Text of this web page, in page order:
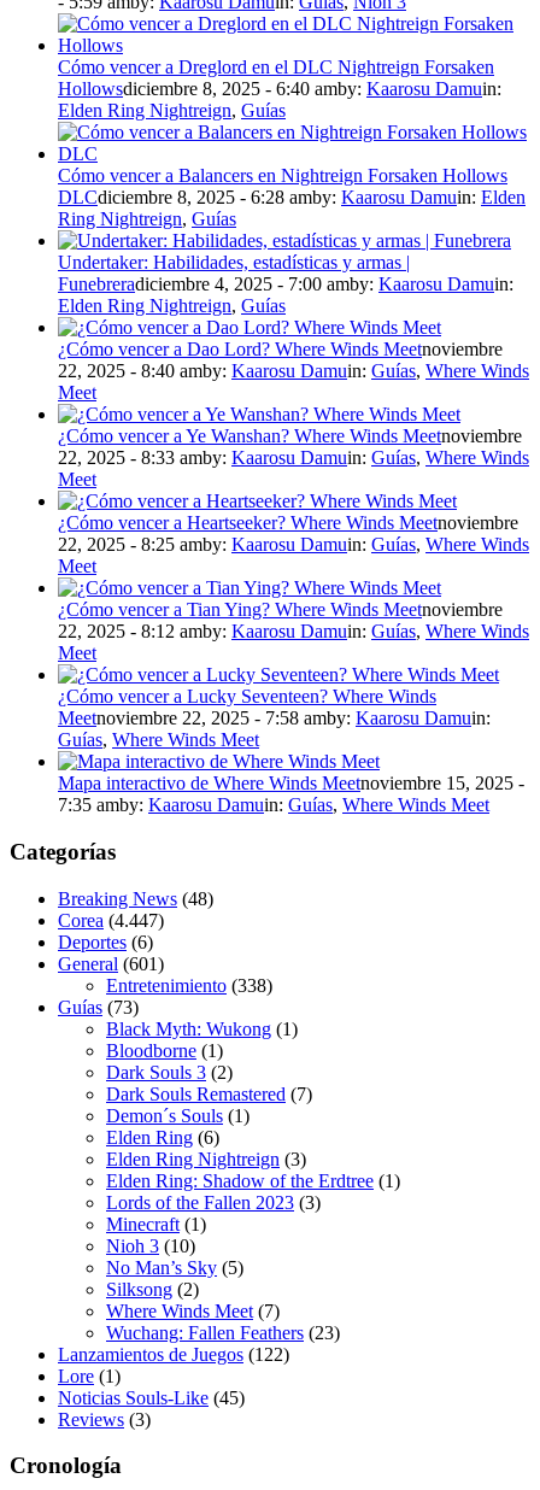
Cómo vencer a Dreglord en el DLC Nightreign Forsaken
Hollowsdiciembre 8, 2025 - 6:40 amby: Kaarosu Damuin:
Elden Ring Nightreign, Guías
Cómo vencer a Balancers en Nightreign Forsaken Hollows
DLCdiciembre 8, 2025 - 6:28 amby: Kaarosu Damuin: Elden
Ring Nightreign, Guías
Undertaker: Habilidades, estadísticas y armas |
Funebreradiciembre 4, 2025 - 7:00 amby: Kaarosu Damuin:
Elden Ring Nightreign, Guías
¿Cómo vencer a Dao Lord? Where Winds Meetnoviembre
22, 2025 - 8:40 amby: Kaarosu Damuin: Guías, Where Winds
Meet
¿Cómo vencer a Ye Wanshan? Where Winds Meetnoviembre
22, 2025 - 8:33 amby: Kaarosu Damuin: Guías, Where Winds
Meet
¿Cómo vencer a Heartseeker? Where Winds Meetnoviembre
22, 2025 - 8:25 amby: Kaarosu Damuin: Guías, Where Winds
Meet
¿Cómo vencer a Tian Ying? Where Winds Meetnoviembre
22, 2025 - 8:12 amby: Kaarosu Damuin: Guías, Where Winds
Meet
¿Cómo vencer a Lucky Seventeen? Where Winds
Meetnoviembre 22, 2025 - 7:58 amby: Kaarosu Damuin:
Guías, Where Winds Meet
Mapa interactivo de Where Winds Meetnoviembre 15, 2025 -
7:35 amby: Kaarosu Damuin: Guías, Where Winds Meet
Categorías
Breaking News (48)
Corea (4.447)
Deportes (6)
General (601)
Entretenimiento (338)
Guías (73)
Black Myth: Wukong (1)
Bloodborne (1)
Dark Souls 3 (2)
Dark Souls Remastered (7)
Demon´s Souls (1)
Elden Ring (6)
Elden Ring Nightreign (3)
Elden Ring: Shadow of the Erdtree (1)
Lords of the Fallen 2023 (3)
Minecraft (1)
Nioh 3 (10)
No Man’s Sky (5)
Silksong (2)
Where Winds Meet (7)
Wuchang: Fallen Feathers (23)
Lanzamientos de Juegos (122)
Lore (1)
Noticias Souls-Like (45)
Reviews (3)
Cronología